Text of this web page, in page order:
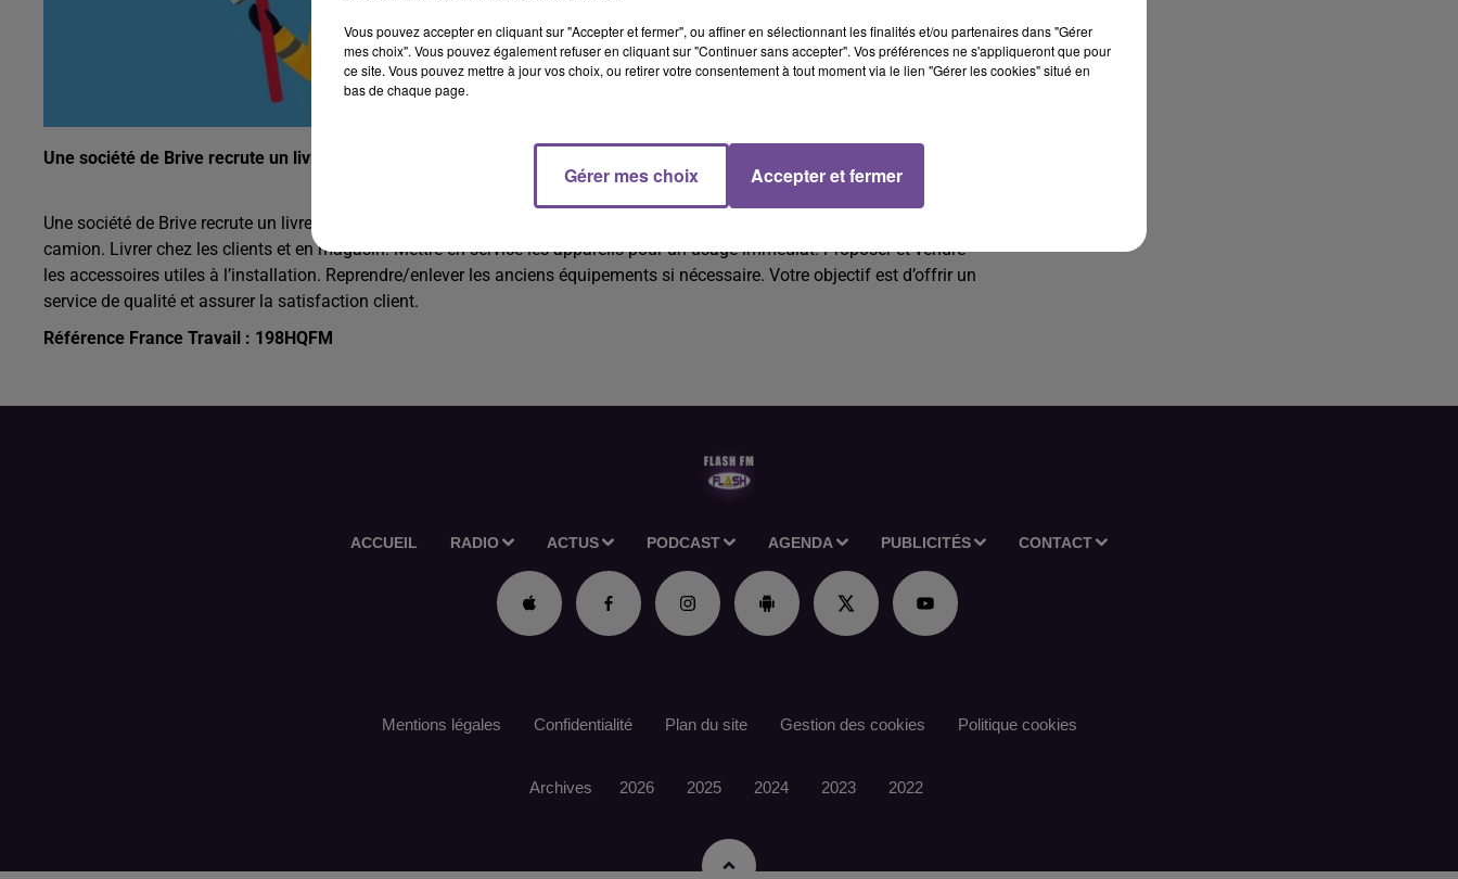
Une société de Brive recrute un livreur installateur électroménager (H/F).
Une société de Brive recrute un livreur installateur électroménager (H/F). Vos missions : contrôler les produits et charger le
camion. Livrer chez les clients et en magasin. Mettre en service les appareils pour un usage immédiat. Proposer et vendre
les accessoires utiles à l’installation. Reprendre/enlever les anciens équipements si nécessaire. Votre objectif est d’offrir un
service de qualité et assurer la satisfaction client.
Référence France Travail : 198HQFM
ACCUEIL RADIO ACTUS PODCAST AGENDA PUBLICITÉS CONTACT
Mentions légales Confidentialité Plan du site Gestion des cookies Politique cookies
Archives 2026 2025 2024 2023 2022
Vous pouvez accepter en cliquant sur "Accepter et fermer", ou affiner en sélectionnant les finalités et/ou partenaires dans "Gérer
mes choix". Vous pouvez également refuser en cliquant sur "Continuer sans accepter". Vos préférences ne s'appliqueront que pour
ce site. Vous pouvez mettre à jour vos choix, ou retirer votre consentement à tout moment via le lien "Gérer les cookies" situé en
bas de chaque page.
Gérer mes choix Accepter et fermer